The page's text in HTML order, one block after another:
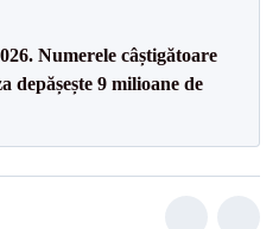
Numerele câștigătoare
depășește 9 milioane de